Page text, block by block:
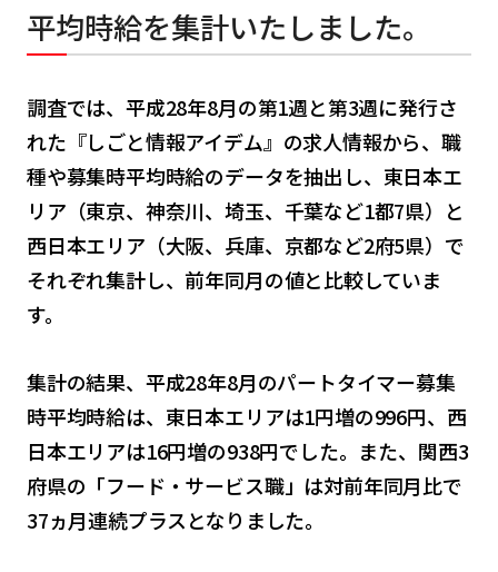
平均時給を集計いたしました。
調査では、平成28年8月の第1週と第3週に発行さ
れた『しごと情報アイデム』の求人情報から、職
種や募集時平均時給のデータを抽出し、東日本エ
リア（東京、神奈川、埼玉、千葉など1都7県）と
西日本エリア（大阪、兵庫、京都など2府5県）で
それぞれ集計し、前年同月の値と比較していま
す。
集計の結果、平成28年8月のパートタイマー募集
時平均時給は、東日本エリアは1円増の996円、西
日本エリアは16円増の938円でした。また、関西3
府県の「フード・サービス職」は対前年同月比で
37ヵ月連続プラスとなりました。